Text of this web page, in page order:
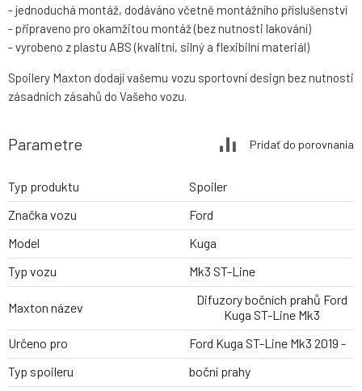
- jednoduchá montáž, dodáváno včetně montážního příslušenství
- připraveno pro okamžitou montáž (bez nutnosti lakování)
- vyrobeno z plastu ABS (kvalitní, silný a flexibilní materiál)
Spoilery Maxton dodají vašemu vozu sportovní design bez nutnosti
zásadních zásahů do Vašeho vozu.
Parametre Pridať do porovnania
Typ produktu
Spoiler
Značka vozu
Ford
Model
Kuga
Typ vozu
Mk3 ST-Line
Maxton název
Difuzory bočních prahů Ford
Kuga ST-Line Mk3
Určeno pro
Ford Kuga ST-Line Mk3 2019 -
Typ spoileru
boční prahy